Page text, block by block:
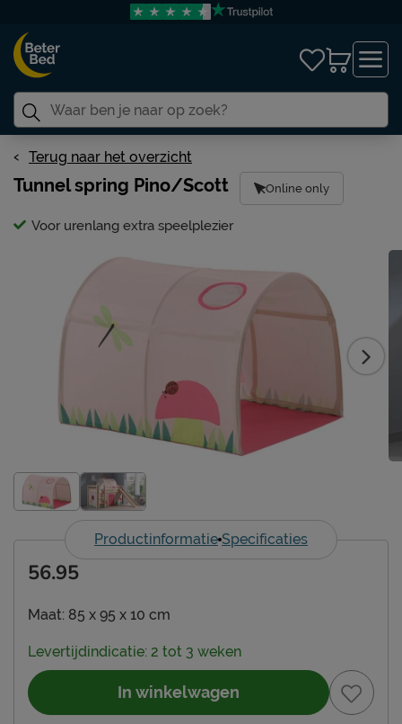
Terug naar het overzicht
Tunnel spring Pino/Scott Online only
Voor urenlang extra speelplezier
Productinformatie Specificaties
Maat: 85 x 95 x 10 cm
56.95
Levertijdindicatie: 2 tot 3 weken
In winkelwagen